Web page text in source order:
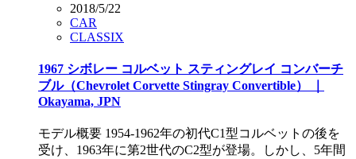
2018/5/22
CAR
CLASSIX
1967 シボレー コルベット スティングレイ コンバーチ
ブル（Chevrolet Corvette Stingray Convertible） ｜
Okayama, JPN
モデル概要 1954-1962年の初代C1型コルベットの後を
受け、1963年に第2世代のC2型が登場。しかし、5年間